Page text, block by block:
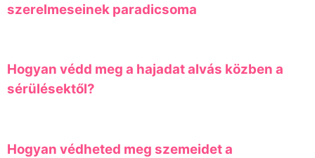
szerelmeseinek paradicsoma
Hogyan védd meg a hajadat alvás közben a
sérülésektől?
Hogyan védheted meg szemeidet a